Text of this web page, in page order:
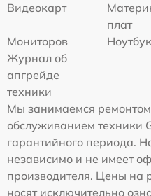
Видеокарт
плат
Мониторов
Журнал об
апгрейде
техники
Мы занимаемся
обслуживанием техники
гарантийного периода.
независимо и не имеет
производителя. Цены на
носят исключительно